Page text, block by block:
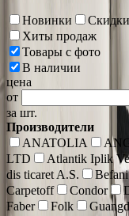
Новинки Скидки
Хиты продаж
Товары с фото
В наличии
цена
от
за шт.
Производители
ANATOLIA
LTD
Atlantik Iplik
dis ticaret A.S.
Carpetoff
Condor
Faber
Folk